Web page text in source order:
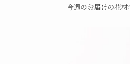
今週のお届けの花材